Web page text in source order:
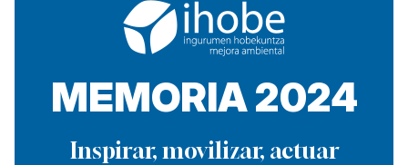
MEMORIA 2024
Inspirar, movilizar, actuar